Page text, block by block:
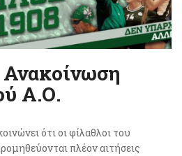
Α.Ο.
ότι οι φίλαθλοι του
πλέον αιτήσεις